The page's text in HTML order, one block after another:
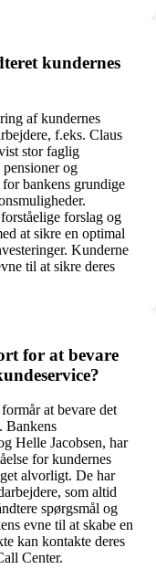
kundernes
af kundernes
f.eks. Claus
stor faglig
og
bankens grundige
forslag og
at sikre en optimal
Kunderne
til at sikre deres
for at bevare
at bevare det
Bankens
Helle Jacobsen, har
for kundernes
alvorligt. De har
som altid
spørgsmål og
evne til at skabe en
kan kontakte deres
Center.